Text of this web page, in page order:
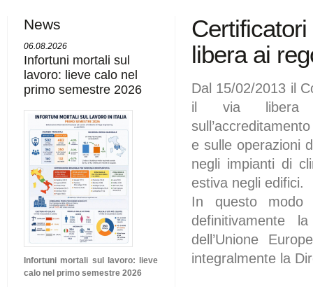
News
06.08.2026
Infortuni mortali sul
lavoro: lieve calo nel
primo semestre 2026
Infortuni mortali sul lavoro: lieve
calo nel primo semestre 2026
libera ai
Dal 15/02/2013 il
il via libera
e sulle operazioni
negli impianti di
estiva negli edifici.
In questo modo
definitivamente
dell’Unione
integralmente la